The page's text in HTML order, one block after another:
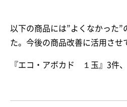
以下の商品には”よくなかった”
た。今後の商品改善に活用させ
『エコ・アボカド １玉』3件